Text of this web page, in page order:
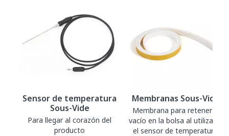
Sensor de temperatura
Sous-Vide
Para llegar al corazón del
producto
Membranas Sous-Vide
Membrana para retener el
vacío en la bolsa al utilizarse
el sensor de temperatura.